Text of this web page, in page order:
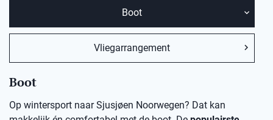
Boot
Vliegarrangement
Boot
Op wintersport naar Sjusjøen Noorwegen? Dat kan